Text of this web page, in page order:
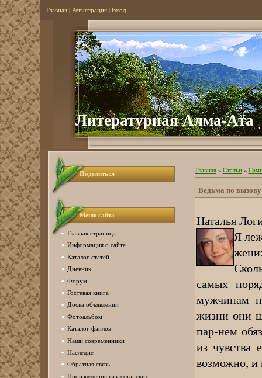
Главная| Регистрация| Вход
Литературная Алма-Ата
Поделиться
Меню сайта
Главная страница
Информация о сайте
Каталог статей
Дневник
Форум
Гостевая книга
Доска объявлений
Фотоальбом
Каталог файлов
Наши современники
Наследие
Обратная связь
Произведения казахстанских
Главная» Статьи»
Ведьма по вызову
Наталья
Я
самых
мужчинам
жизни они
пар-нем
из чувства
возможно, и